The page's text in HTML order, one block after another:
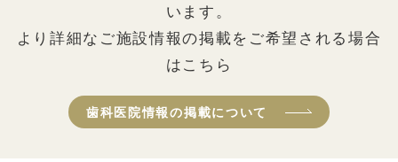
います。
より詳細なご施設情報の掲載をご希望される場合
はこちら
歯科医院情報の掲載について